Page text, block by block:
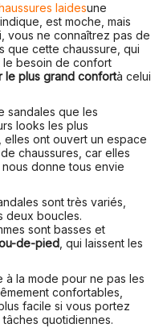
laidesune
est moche, mais
vous ne connaîtrez pas de
que cette chaussure, qui
besoin de confort
le plus grand confortà celui
sandales que les
looks les plus
ont ouvert un espace
chaussures, car elles
donne tous envie
sont très variés,
deux boucles.
sont basses et
de-pied, qui laissent les
à la mode pour ne pas les
confortables,
facile si vous portez
quotidiennes.